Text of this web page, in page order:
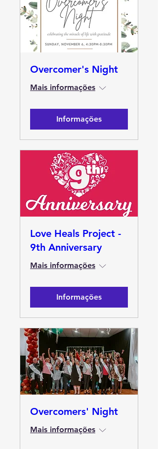
Overcomer's Night
Mais informações
Informações
Love Heals Project -
9th Anniversary
Mais informações
Informações
Overcomers' Night
Mais informações